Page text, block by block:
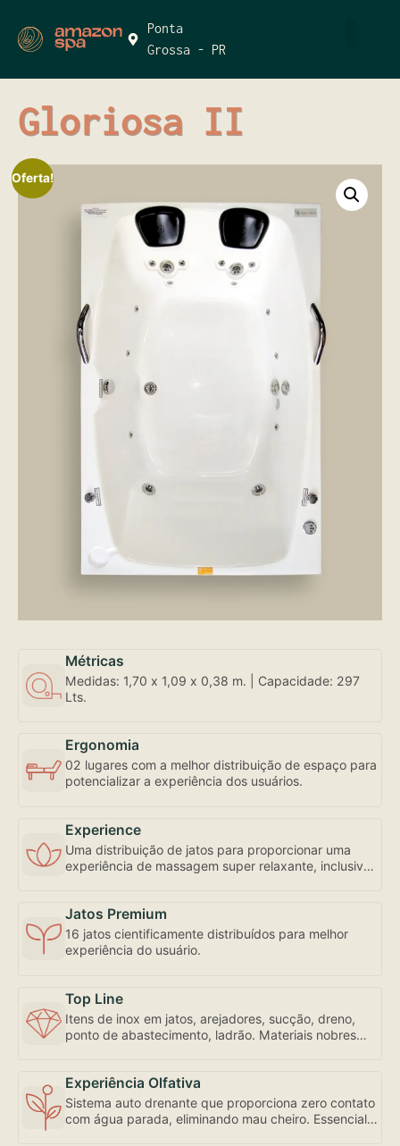
Ponta
Grossa - PR
Gloriosa II
Oferta!
Métricas
Medidas: 1,70 x 1,09 x 0,38 m. | Capacidade: 297
Lts.
Ergonomia
02 lugares com a melhor distribuição de espaço para
potencializar a experiência dos usuários.
Experience
Uma distribuição de jatos para proporcionar uma
experiência de massagem super relaxante, inclusive
uma exclusividade Amazon Spa focada em seu bem-
estar.
Jatos Premium
16 jatos cientificamente distribuídos para melhor
experiência do usuário.
Top Line
Itens de inox em jatos, arejadores, sucção, dreno,
ponto de abastecimento, ladrão. Materiais nobres
Experiência Olfativa
Sistema auto drenante que proporciona zero contato
com água parada, eliminando mau cheiro. Essencial